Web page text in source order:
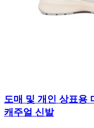
도매 및 개인 상표용
캐주얼 신발